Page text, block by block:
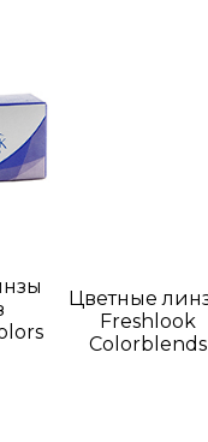
Цветные
Freshlook
Colorblends